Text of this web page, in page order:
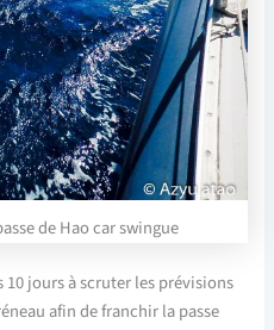
de Hao car swingue
jours à scruter les prévisions
afin de franchir la passe